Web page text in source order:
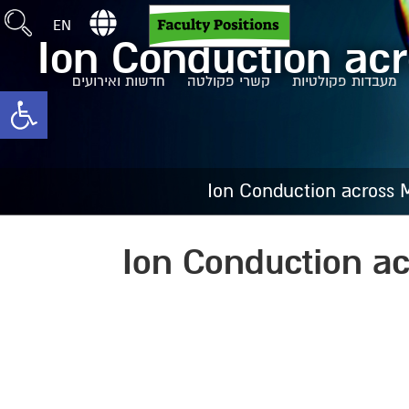
מעבדות פקולטיות קשרי פקולטה חדשות ואירועים
EN
Ion Conduction
Ion Conduction across
Ion Conduction